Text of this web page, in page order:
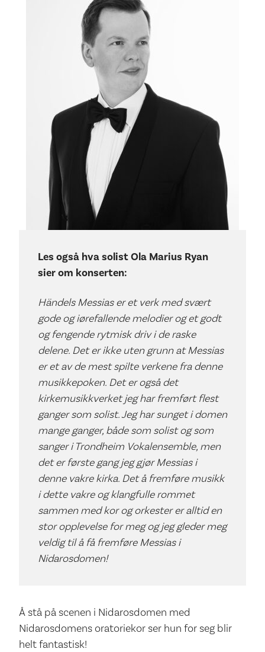
Les også hva solist Ola Marius Ryan
sier om konserten:
Händels Messias er et verk med svært
gode og iørefallende melodier og et godt
og fengende rytmisk driv i de raske
delene. Det er ikke uten grunn at Messias
er et av de mest spilte verkene fra denne
musikkepoken. Det er også det
kirkemusikkverket jeg har fremført flest
ganger som solist. Jeg har sunget i domen
mange ganger, både som solist og som
sanger i Trondheim Vokalensemble, men
det er første gang jeg gjør Messias i
denne vakre kirka. Det å fremføre musikk
i dette vakre og klangfulle rommet
sammen med kor og orkester er alltid en
stor opplevelse for meg og jeg gleder meg
veldig til å få fremføre Messias i
Nidarosdomen!
Å stå på scenen i Nidarosdomen med
Nidarosdomens oratoriekor ser hun for seg blir
helt fantastisk!